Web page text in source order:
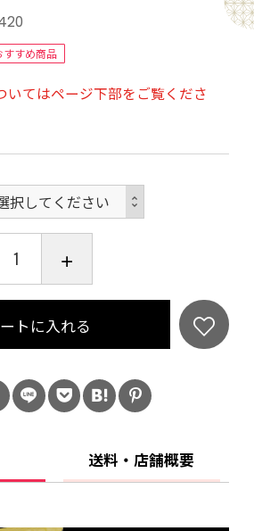
椎茸昆布100g
漬けちりめん30日、きんぴら
120日、料亭の昆布ふりかけ
汁365日
すすめ商品
いてはページ下部をご覧くださ
トに入れる
送料・店舗概要